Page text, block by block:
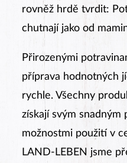
rovněž hrdě tvrdit:
chutnají jako od
Přirozenými
příprava hodnotných
rychle. Všechny
získají svým
možnostmi použití v
LAND-LEBEN jsme